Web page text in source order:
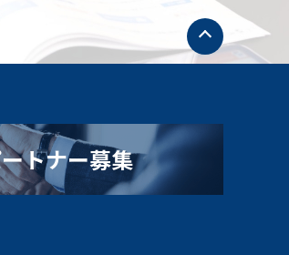
ト
ッ
プ
へ
トナー募集